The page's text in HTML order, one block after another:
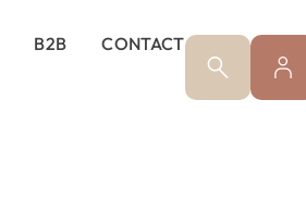
B2B CONTACT